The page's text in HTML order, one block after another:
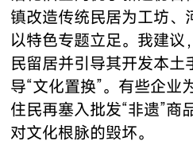
镇改造传统民居为工坊、
以特色专题立足。我建
民留居并引导其开发本土
导“文化置换”。有些企业
住民再塞入批发“非遗”
对文化根脉的毁坏。